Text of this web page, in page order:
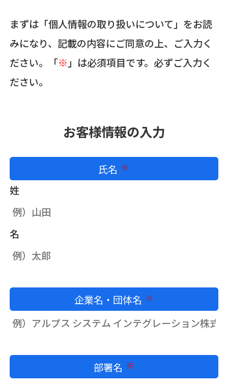
まずは「個人情報の取り扱いについて」をお読
みになり、記載の内容にご同意の上、ご入力く
ださい。「※ 」は必須項目です。必ずご入力く
ださい。
お客様情報の入力
氏名
姓
名
企業名・団体名
部署名